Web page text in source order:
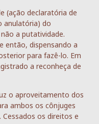
(ação declaratória de
anulatória) do
a putatividade.
então, dispensando a
para fazê-lo. Em
a reconheça de
o aproveitamento dos
ambos os cônjuges
os direitos e